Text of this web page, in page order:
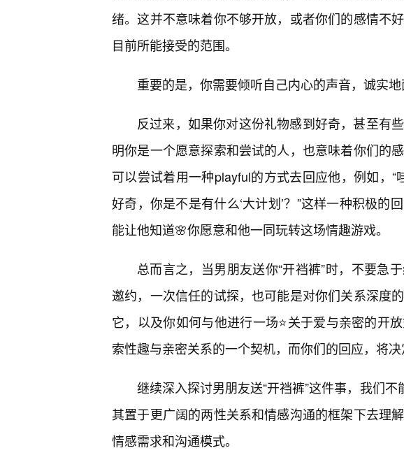
绪。这并不意味着你不够开放，或者你们的感情不
目前所能接受的范围。
重要的是，你需要倾听自己内心的声音，诚实地
反过来，如果你对这份礼物感到好奇，甚至有
明你是一个愿意探索和尝试的人，也意味着你们的
可以尝试着用一种playful的方式去回应他，例如，“
好奇，你是不是有什么‘大计划’？”这样一种积极的
能让他知道🌸你愿意和他一同玩转这场情趣游戏。
总而言之，当男朋友送你“开裆裤”时，不要急
邀约，一次信任的试探，也可能是对你们关系深度
它，以及你如何与他进行一场⭐关于爱与亲密的开
索性趣与亲密关系的一个契机，而你们的回应，将决
继续深入探讨男朋友送“开裆裤”这件事，我们
其置于更广阔的两性关系和情感沟通的框架下去理
情感需求和沟通模式。